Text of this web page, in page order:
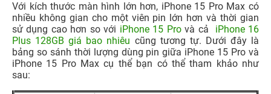
Với kích thước màn hình lớn hơn, iPhone 15 Pro Max có
nhiều không gian cho một viên pin lớn hơn và thời gian
sử dụng cao hơn so với iPhone 15 Provà cả iPhone 16
Plus 128GB giá bao nhiêu cũng tương tự. Dưới đây là
bảng so sánh thời lượng dùng pin giữa iPhone 15 Pro và
iPhone 15 Pro Max cụ thể bạn có thể tham khảo như
sau: